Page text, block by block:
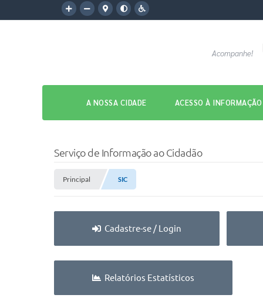
Acompanhe!
A NOSSA CIDADE ACESSO À INFORMAÇÃO
Serviço de Informação ao Cidadão
Principal SIC
Cadastre-se / Login
Relatórios Estatísticos